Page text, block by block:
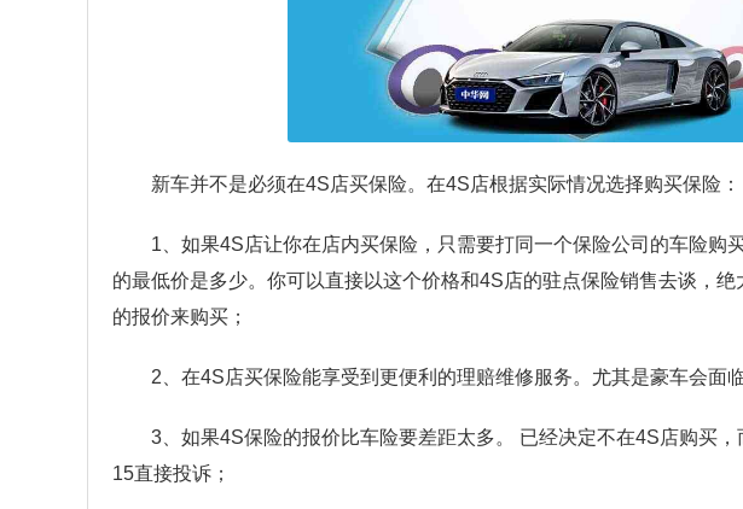
新车并不是必须在4S店买保险。在4S店根据实际情况选择购买保险：
1、如果4S店让你在店内买保险，只需要打同一个保险公司的车险购
的最低价是多少。你可以直接以这个价格和4S店的驻点保险销售去谈，
的报价来购买；
2、在4S店买保险能享受到更便利的理赔维修服务。尤其是豪车会面
3、如果4S保险的报价比车险要差距太多。 已经决定不在4S店购买
15直接投诉；